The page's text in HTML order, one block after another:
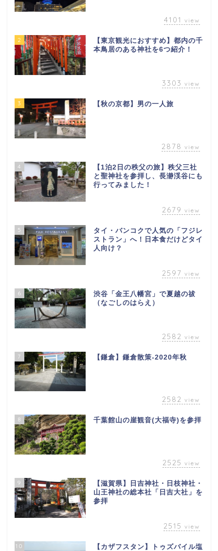
4101 view
2
【東京観光におすすめ】都内の千
本鳥居のある神社を6つ紹介！
3303 view
3 【秋の京都】男の一人旅
2878 view
4
【1泊2日の秩父の旅】秩父三社
と聖神社を参拝し、長瀞渓谷にも
行ってみました！
2679 view
5
タイ・バンコクで人気の「フジレ
ストラン」へ！日本食だけどタイ
人向け？
2597 view
6
渋谷「金王八幡宮」で夏越の祓
（なごしのはらえ）
2582 view
7 【鎌倉】鎌倉散策-2020年秋
2582 view
8 千葉館山の崖観音(大福寺)を参拝
2525 view
9
【滋賀県】日吉神社・日枝神社・
山王神社の総本社「日吉大社」を
参拝
2515 view
10 【カザフスタン】トゥズバイル塩